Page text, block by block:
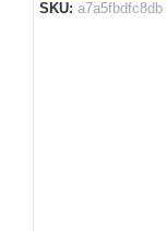
SKU: a7a5fbdfc8db